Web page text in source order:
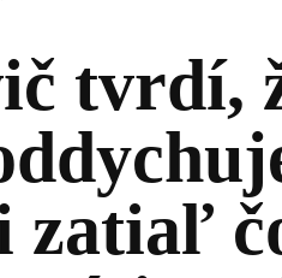
tvrdí,
zatiaľ